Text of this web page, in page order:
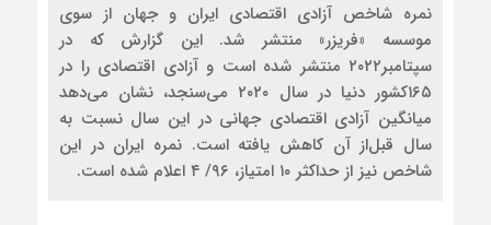
نمره شاخص آزادی اقتصادی ایران و جهان از سوی
موسسه «فریزر» منتشر شد. این گزارش که در
سپتامبر۲۰۲۲ منتشر شده است و آزادی اقتصادی را در
۱۶۵کشور دنیا در سال ۲۰۲۰ می‌سنجد، نشان می‌دهد
میانگین آزادی اقتصادی جهانی در این سال نسبت به
سال قبل‌از آن کاهش یافته است. نمره ایران در این
شاخص نیز از حداکثر ۱۰ امتیاز، ۹۶/ ۴ اعلام شده است.